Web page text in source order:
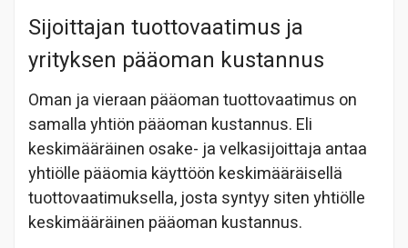
Sijoittajan tuottovaatimus ja
yrityksen pääoman kustannus
Oman ja vieraan pääoman tuottovaatimus on
samalla yhtiön pääoman kustannus. Eli
keskimääräinen osake- ja velkasijoittaja antaa
yhtiölle pääomia käyttöön keskimääräisellä
tuottovaatimuksella, josta syntyy siten yhtiölle
keskimääräinen pääoman kustannus.